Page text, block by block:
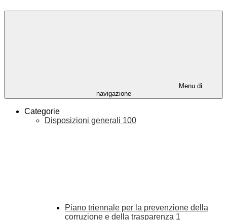
Menu di
navigazione
Categorie
Disposizioni generali 100
Piano triennale per la prevenzione della
corruzione e della trasparenza 1